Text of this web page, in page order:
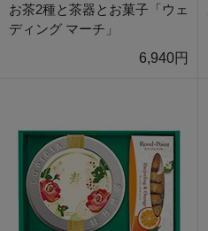
お茶2種と茶器とお菓子「ウェ
ディング マーチ」
6,940円